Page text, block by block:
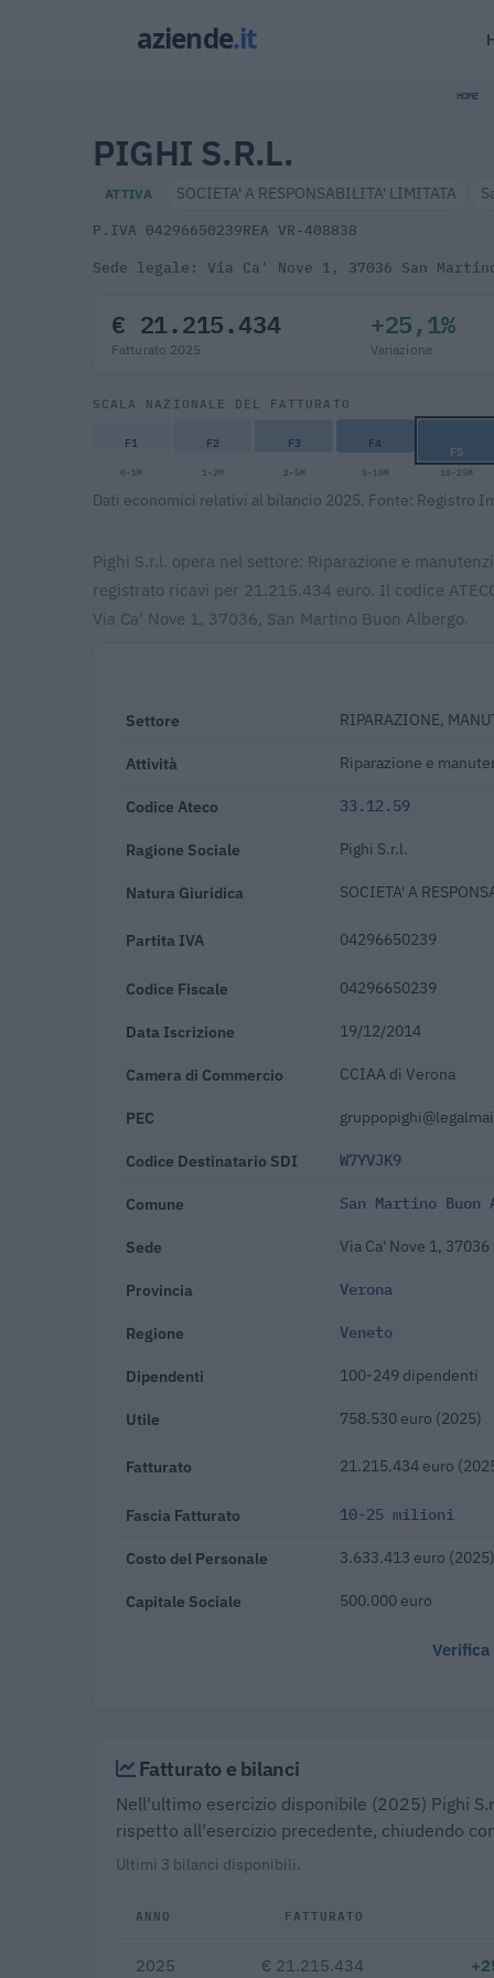
HOME
PIGHI S.R.L.
ATTIVA SOCIETA' A RESPONSABILITA' LIMITATA
P.IVA 04296650239REA VR-408838
Sede legale: Via Ca' Nove 1, 37036 San
€ 21.215.434
Fatturato 2025
+25,1%
Variazione
SCALA NAZIONALE DEL FATTURATO
F1 F2 F3 F4 F5
0-1M 1-2M 2-5M 5-10M 10-25M
Dati economici relativi al bilancio 2025. Fonte: Registro
Pighi S.r.l. opera nel settore: Riparazione e
registrato ricavi per 21.215.434 euro. Il codice
Via Ca' Nove 1, 37036, San Martino Buon Albergo.
Settore RIPARAZIONE,
Attività Riparazione e
Codice Ateco 33.12.59
Ragione Sociale Pighi S.r.l.
Natura Giuridica SOCIETA' A
Partita IVA 04296650239
Codice Fiscale 04296650239
Data Iscrizione 19/12/2014
Camera di Commercio CCIAA di Verona
PEC
Codice Destinatario SDI W7YVJK9
Comune San Martino Buon
Sede Via Ca' Nove 1,
Provincia Verona
Regione Veneto
Dipendenti 100-249 dipendenti
Utile 758.530 euro (2025)
Fatturato 21.215.434 euro
Fascia Fatturato 10-25 milioni
Costo del Personale 3.633.413 euro (2025)
Capitale Sociale 500.000 euro
Fatturato e bilanci
Nell'ultimo esercizio disponibile (2025) Pighi
rispetto all'esercizio precedente, chiudendo
Ultimi 3 bilanci disponibili.
ANNO FATTURATO
2025 € 21.215.434